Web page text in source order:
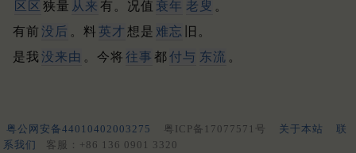
区区 狭量 从来 有。况值 衰年 老叟 。
有前 没后 。料 英才 想是 难忘
旧。
是我 没来由 。今将 往事 都付与 东流 。
粤公网安备44010402003275 粤ICP备17077571号 关于本站
联
系我们
客服：+86 136 0901 3320